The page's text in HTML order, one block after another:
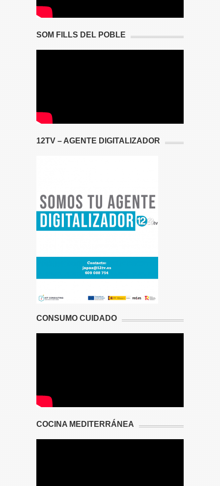
SOM FILLS DEL POBLE
12TV – AGENTE DIGITALIZADOR
CONSUMO CUIDADO
COCINA MEDITERRÁNEA